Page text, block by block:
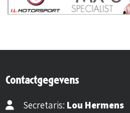
Contactgegevens
Secretaris: Lou Hermens